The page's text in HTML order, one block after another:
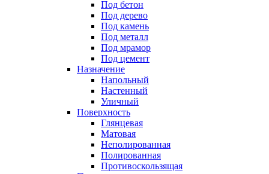
Под бетон
Под дерево
Под камень
Под металл
Под мрамор
Под цемент
Назначение
Напольный
Настенный
Уличный
Поверхность
Глянцевая
Матовая
Неполированная
Полированная
Противоскользящая